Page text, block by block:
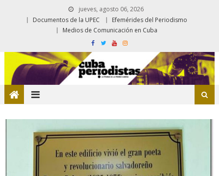
jueves, agosto 06, 2026
Documentos de la UPEC
Efemérides del Periodismo
Medios de Comunicación en Cuba